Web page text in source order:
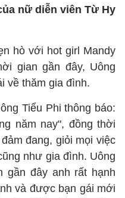
nữ diễn viên Từ Hy
hò với hot girl Mandy
gian gần đây, Uông
về thăm gia đình.
Tiểu Phi thông báo:
năm nay", đồng thời
đang, giỏi mọi việc
như gia đình. Uông
gần đây anh rất hạnh
và được bạn gái mới